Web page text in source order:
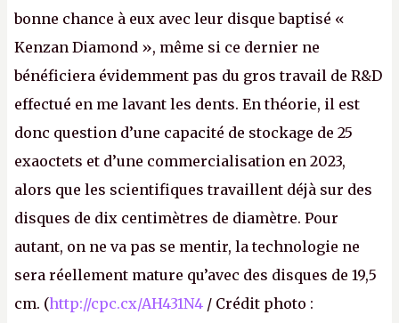
bonne chance à eux avec leur disque baptisé «
Kenzan Diamond », même si ce dernier ne
bénéficiera évidemment pas du gros travail de R&D
effectué en me lavant les dents. En théorie, il est
donc question d’une capacité de stockage de 25
exaoctets et d’une commercialisation en 2023,
alors que les scientifiques travaillent déjà sur des
disques de dix centimètres de diamètre. Pour
autant, on ne va pas se mentir, la technologie ne
sera réellement mature qu’avec des disques de 19,5
cm. (http://cpc.cx/AH431N4 / Crédit photo :